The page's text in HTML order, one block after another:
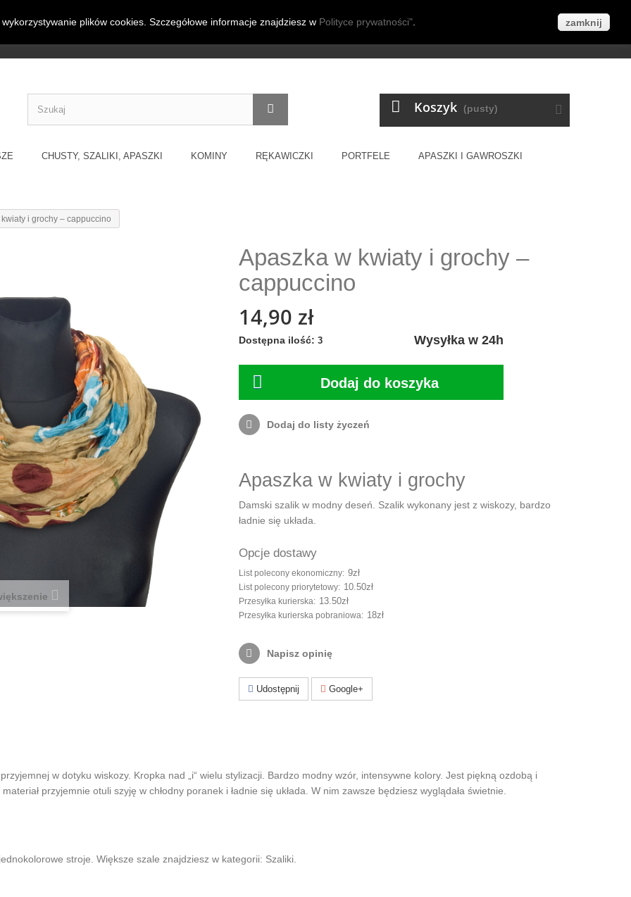
Darmowa dostawa już od 70zł!
dodatki odzieżowe w jednym
Koszyk (pusty)
CHUSTY, SZALIKI, APASZKI KOMINY RĘKAWICZKI PORTFELE APASZKI I GAWROSZKI
i grochy – cappuccino
Apaszka w kwiaty i grochy –
cappuccino
14,90 zł
Dostępna ilość: 3 Wysyłka w 24h
Dodaj do koszyka
Dodaj do listy życzeń
Apaszka w kwiaty i grochy
Damski szalik w modny deseń. Szalik wykonany jest z wiskozy, bardzo
ładnie się układa.
Opcje dostawy
List polecony ekonomiczny: 9zł
List polecony priorytetowy: 10.50zł
Przesyłka kurierska: 13.50zł
Przesyłka kurierska pobraniowa: 18zł
Napisz opinię
Udostępnij Google+
w dotyku wiskozy. Kropka nad „i“ wielu stylizacji. Bardzo modny wzór, intensywne kolory. Jest piękną ozdobą i
przyjemnie otuli szyję w chłodny poranek i ładnie się układa. W nim zawsze będziesz wyglądała świetnie.
stroje. Większe szale znajdziesz w kategorii: Szaliki.
plików cookies. Szczegółowe informacje znajdziesz w Polityce prywatności" zamknij